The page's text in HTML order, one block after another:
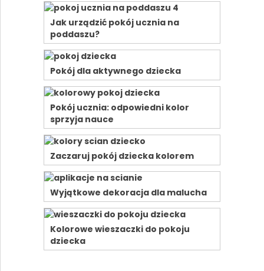
Jak urządzić pokój ucznia na
poddaszu?
Pokój dla aktywnego dziecka
Pokój ucznia: odpowiedni kolor
sprzyja nauce
Zaczaruj pokój dziecka kolorem
Wyjątkowe dekoracja dla malucha
Kolorowe wieszaczki do pokoju
dziecka